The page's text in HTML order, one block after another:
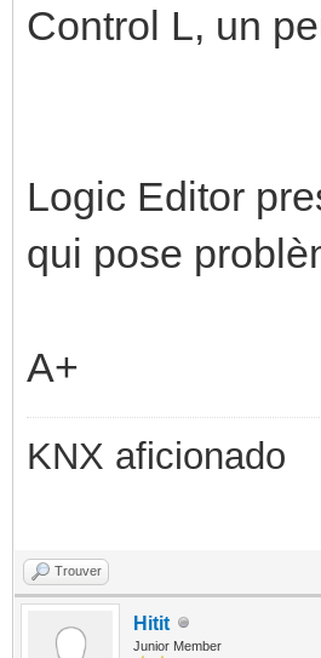
Control L, un
Logic Editor
qui pose
A+
KNX aficionado
Trouver
Hitit
Junior Member